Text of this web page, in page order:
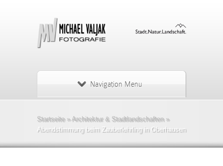
Navigation Menu
Startseite » Architektur & Stadtlandschaften »
Abendstimmung beim Zauberlehrling in Oberhausen